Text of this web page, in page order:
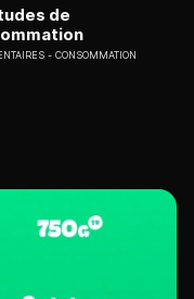
de
CONSOMMATION